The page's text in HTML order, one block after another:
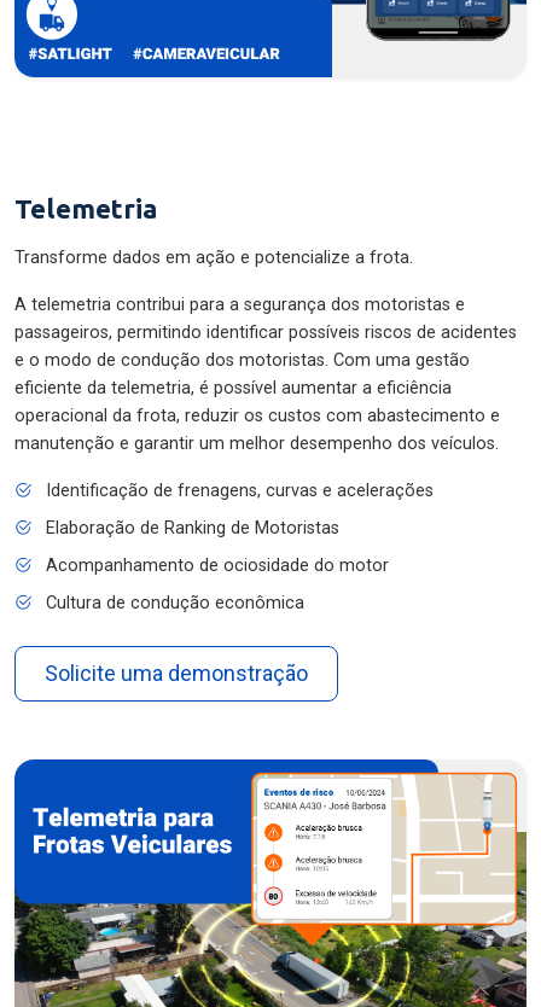
Telemetria
Transforme dados em ação e potencialize a frota.
A telemetria contribui para a segurança dos motoristas e
passageiros, permitindo identificar possíveis riscos de acidentes
e o modo de condução dos motoristas. Com uma gestão
eficiente da telemetria, é possível aumentar a eficiência
operacional da frota, reduzir os custos com abastecimento e
manutenção e garantir um melhor desempenho dos veículos.
Identificação de frenagens, curvas e acelerações
Elaboração de Ranking de Motoristas
Acompanhamento de ociosidade do motor
Cultura de condução econômica
Solicite uma demonstração